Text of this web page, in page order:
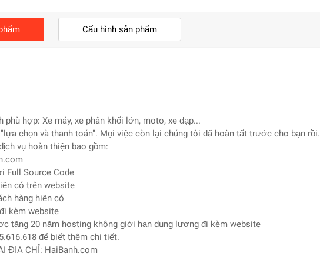
Cấu hình sản phẩm
phù hợp: Xe máy, xe phân khối lớn, moto, xe đạp...
chọn và thanh toán". Mọi việc còn lại chúng tôi đã hoàn tất trước cho bạn rồi.
vụ hoàn thiện bao gồm:
Full Source Code
có trên website
hàng hiện có
kèm website
tặng 20 năm hosting không giới hạn dung lượng đi kèm website
để biết thêm chi tiết.
ĐỊA CHỈ: HaiBanh.com